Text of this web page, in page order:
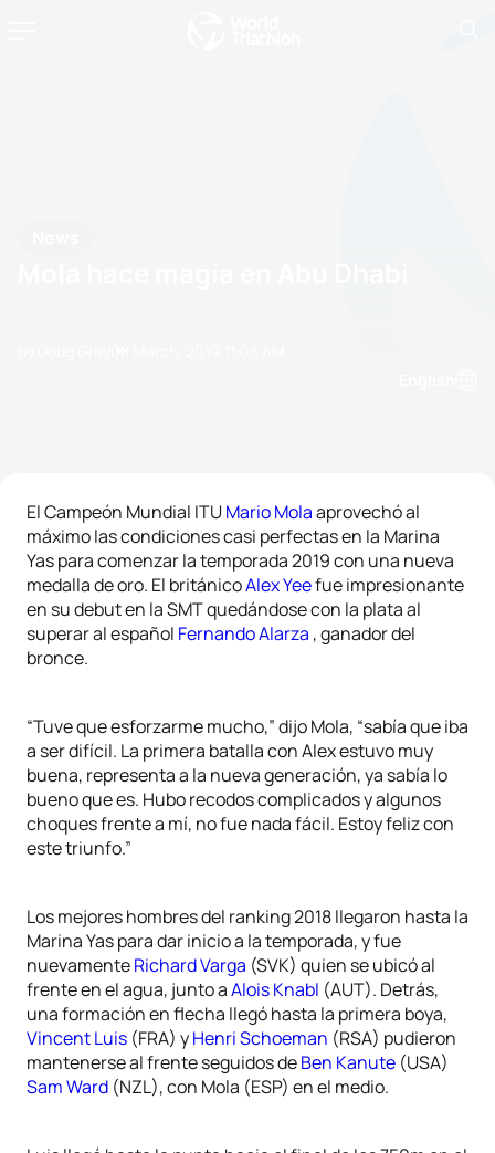
El Campeón Mundial ITUMario Molaaprovechó al
máximo las condiciones casi perfectas en la Marina
Yas para comenzar la temporada 2019 con una nueva
medalla de oro. El británicoAlex Yeefue impresionante
en su debut en la SMT quedándose con la plata al
superar al español Fernando Alarza , ganador del
bronce.
“Tuve que esforzarme mucho,” dijo Mola, “sabía que iba
a ser difícil. La primera batalla con Alex estuvo muy
buena, representa a la nueva generación, ya sabía lo
bueno que es. Hubo recodos complicados y algunos
choques frente a mí, no fue nada fácil. Estoy feliz con
este triunfo.”
Los mejores hombres del ranking 2018 llegaron hasta la
Marina Yas para dar inicio a la temporada, y fue
nuevamenteRichard Varga (SVK) quien se ubicó al
frente en el agua, junto aAlois Knabl (AUT). Detrás,
una formación en flecha llegó hasta la primera boya,
Vincent Luis (FRA) yHenri Schoeman (RSA) pudieron
mantenerse al frente seguidos deBen Kanute (USA)
Sam Ward (NZL), con Mola (ESP) en el medio.